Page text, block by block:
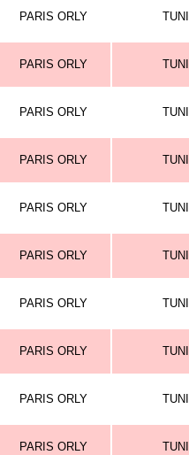
PARIS ORLY
PARIS ORLY
PARIS ORLY
PARIS ORLY
PARIS ORLY
PARIS ORLY
PARIS ORLY
PARIS ORLY
PARIS ORLY
PARIS ORLY